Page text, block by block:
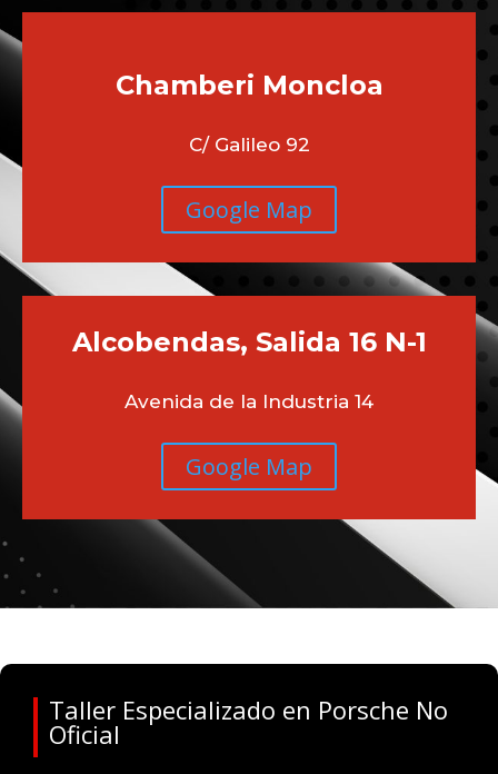
Chamberi Moncloa
C/ Galileo 92
Google Map
Alcobendas, Salida 16 N-1
Avenida de la Industria 14
Google Map
Taller Especializado en Porsche No
Oficial